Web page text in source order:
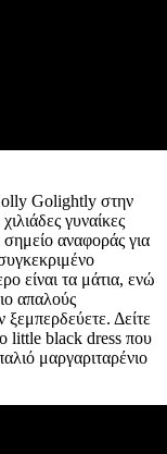
Golightly στην
γυναίκες
αναφοράς για
είναι τα μάτια, ενώ
απαλούς
Δείτε
little black dress που
μαργαριταρένιο